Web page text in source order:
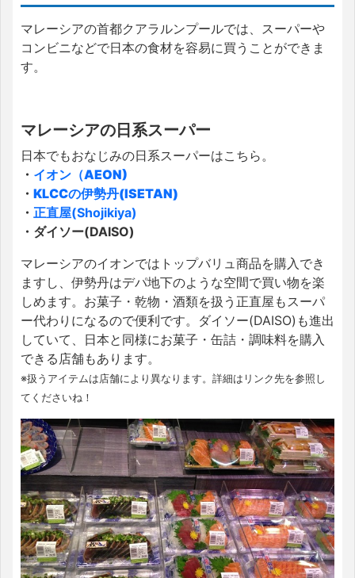
マレーシアの首都クアラルンプールでは、スーパーや
コンビニなどで日本の食材を容易に買うことができま
す。
マレーシアの日系スーパー
日本でもおなじみの日系スーパーはこちら。
・ イオン（AEON)
・ KLCCの伊勢丹(ISETAN)
・ 正直屋(Shojikiya)
・ダイソー(DAISO)
マレーシアのイオンではトップバリュ商品を購入でき
ますし、伊勢丹はデパ地下のような空間で買い物を楽
しめます。お菓子・乾物・酒類を扱う正直屋もスーパ
ー代わりになるので便利です。ダイソー(DAISO)も進出
していて、日本と同様にお菓子・缶詰・調味料を購入
できる店舗もあります。
※扱うアイテムは店舗により異なります。詳細はリンク先を参照し
てくださいね！